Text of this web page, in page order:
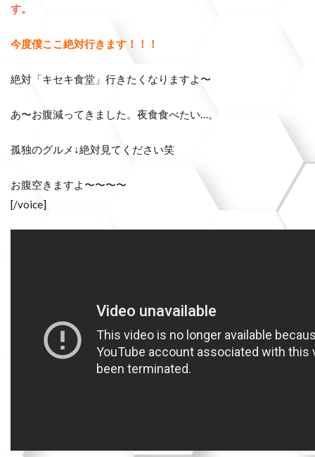
す。
今度僕ここ絶対行きます！！！
絶対「キセキ食堂」行きたくなりますよ〜
あ〜お腹減ってきました。夜食食べたい…。
孤独のグルメ↓絶対見てください笑
お腹空きますよ〜〜〜〜
[/voice]